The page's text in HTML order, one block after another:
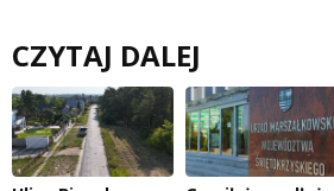
CZYTAJ DALEJ